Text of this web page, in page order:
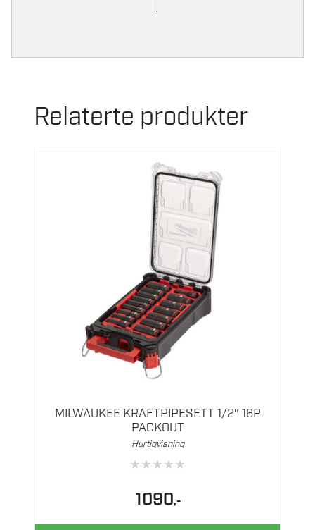
Relaterte produkter
MILWAUKEE KRAFTPIPESETT 1/2″ 16P
PACKOUT
Hurtigvisning
★★★★★
1090,-